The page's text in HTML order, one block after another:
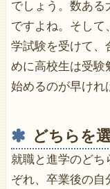
でしょう。数ある
ですよね。そして
学試験を受けて、
めに高校生は受験
始めるのが早けれ
どちらを
就職と進学のどち
ぞれ、卒業後の自